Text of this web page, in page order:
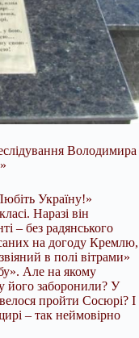
Володимира
Україну!»
Наразі він
– без радянського
на догоду Кремлю,
в полі вітрами»
Але на якому
його заборонили? У
пройти Сосюрі? І
– так неймовірно